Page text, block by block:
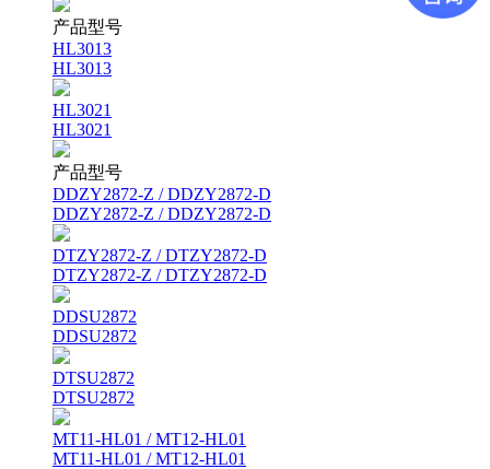
产品型号
HL3013
HL3013
HL3021
HL3021
产品型号
DDZY2872-Z / DDZY2872-D
DDZY2872-Z / DDZY2872-D
DTZY2872-Z / DTZY2872-D
DTZY2872-Z / DTZY2872-D
DDSU2872
DDSU2872
DTSU2872
DTSU2872
MT11-HL01 / MT12-HL01
MT11-HL01 / MT12-HL01